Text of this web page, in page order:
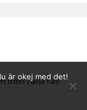
men i alla fall
är okej med det!